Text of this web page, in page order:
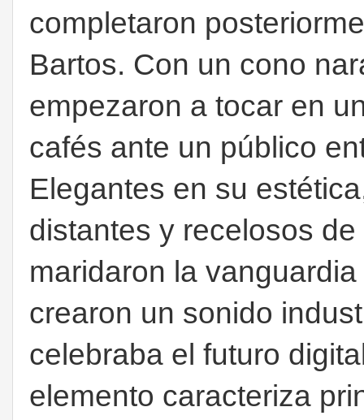
completaron
Bartos. Con un cono
empezaron a tocar en
cafés ante un público
Elegantes en su
distantes y recelosos
maridaron la
crearon un sonido
celebraba el futuro
elemento caracteriza